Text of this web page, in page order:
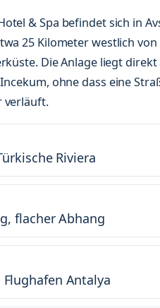
& Spa befindet sich in
25 Kilometer westlich von
Die Anlage liegt direkt
ohne dass eine
verläuft.
Riviera
flacher Abhang
Antalya